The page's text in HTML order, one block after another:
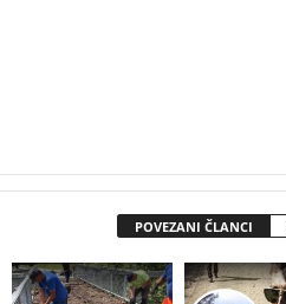
POVEZANI ČLANCI